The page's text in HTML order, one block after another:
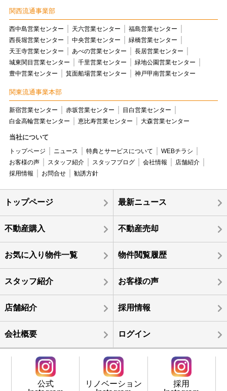
関西流通事業部
西中島営業センター 天六営業センター
福島営業センター
西長堀営業センター
中央営業センター
緑橋営業センター
天王寺営業センター
あべの営業センター
長居営業センター
城東関目営業センター
千里営業センター
緑地公園営業センター
豊中営業センター
箕面船場営業センター 神戸甲南営業センター
関東流通事業本部
新宿営業センター 赤坂営業センター
目白営業センター
白金高輪営業センター
恵比寿営業センター 大森営業センター
当社について
トップページ ニュース 特典とサービスについて
WEBチラシ
お客様の声
スタッフ紹介 スタッフブログ 会社情報
店舗紹介
採用情報
お問合せ 勧誘方針
トップページ 最新ニュース
不動産購入 不動産売却
お気に入り物件一覧 物件閲覧履歴
スタッフ紹介 お客様の声
店舗紹介 採用情報
会社概要 ログイン
公式
リノベーション
採用